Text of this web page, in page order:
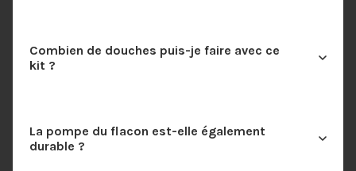
Combien de douches puis-je faire avec ce
kit ?
La pompe du flacon est-elle également
durable ?